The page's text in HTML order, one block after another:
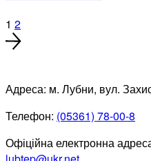
1 2
Адреса: м. Лубни, вул.
Телефон: (05361) 78-00-8
Офіційна електронна